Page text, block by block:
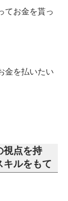
てお金を貰っ
金を払いたい
視点を持
キルをもて